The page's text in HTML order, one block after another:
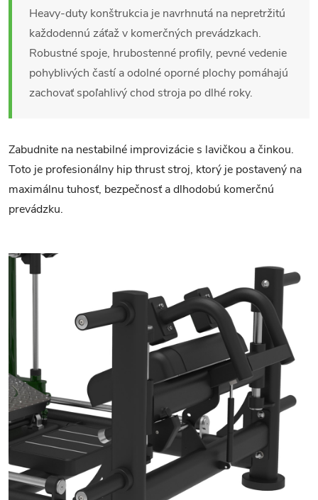
Heavy-duty konštrukcia je navrhnutá na nepretržitú
každodennú záťaž v komerčných prevádzkach.
Robustné spoje, hrubostenné profily, pevné vedenie
pohyblivých častí a odolné oporné plochy pomáhajú
zachovať spoľahlivý chod stroja po dlhé roky.
Zabudnite na nestabilné improvizácie s lavičkou a činkou.
Toto je profesionálny hip thrust stroj, ktorý je postavený na
maximálnu tuhosť, bezpečnosť a dlhodobú komerčnú
prevádzku.